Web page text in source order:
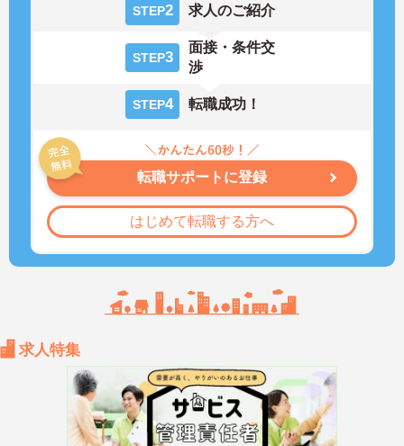
STEP2 求人のご紹介
STEP3
面接・条件交
渉
STEP4 転職成功！
転職サポートに登録
はじめて転職する方へ
求人特集